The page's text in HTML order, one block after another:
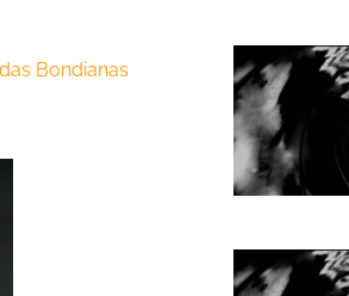
Bondianas